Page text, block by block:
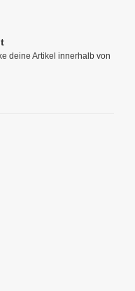
deine Artikel innerhalb von